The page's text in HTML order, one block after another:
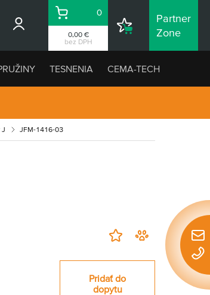
0,00 €
bez DPH
Košík
0
Nákupný
Partner
Zone
TESNENIA CEMA-TECH
J JFM-1416-03
do
zoznamu
Watchdog
-
Pridať do
dopytu